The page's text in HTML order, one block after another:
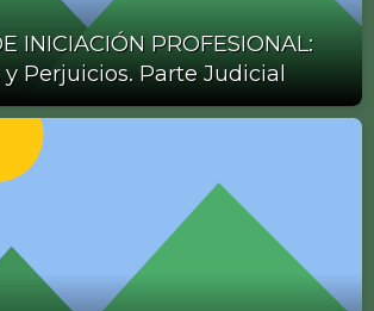
INICIACIÓN PROFESIONAL:
y Perjuicios. Parte Judicial